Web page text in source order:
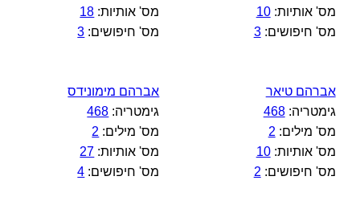
מס' אותיות:10
מס' חיפושים:3
מס' אותיות: 18
מס' חיפושים: 3
אברהם טיאר
גימטריה:468
מס' מילים: 2
מס' אותיות:10
מס' חיפושים: 2
אברהם מימונידס
גימטריה: 468
מס' מילים: 2
מס' אותיות: 27
מס' חיפושים: 4